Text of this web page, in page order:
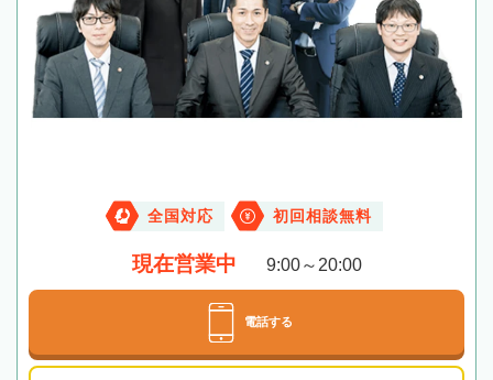
全国対応 初回相談無料
現在営業中 9:00～20:00
電話する